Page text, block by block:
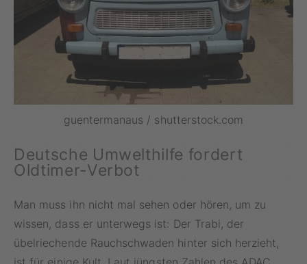
guentermanaus / shutterstock.com
Deutsche Umwelthilfe fordert
Oldtimer-Verbot
Man muss ihn nicht mal sehen oder hören, um zu
wissen, dass er unterwegs ist: Der Trabi, der
übelriechende Rauchschwaden hinter sich herzieht,